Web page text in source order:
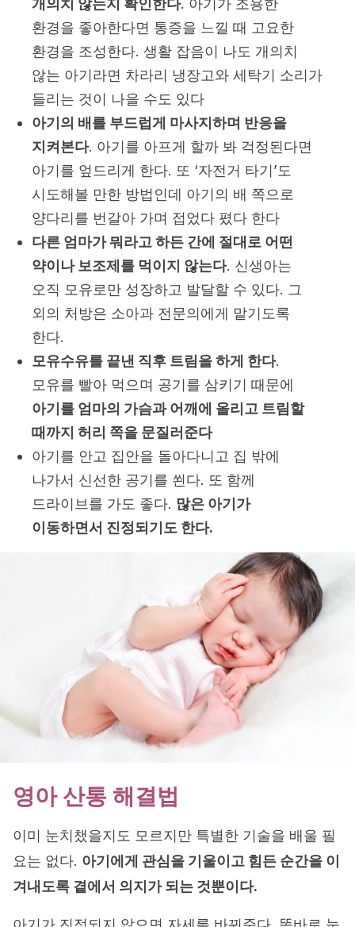
개의치 않는지 확인한다. 아기가 조용한
환경을 좋아한다면 통증을 느낄 때 고요한
환경을 조성한다. 생활 잡음이 나도 개의치
않는 아기라면 차라리 냉장고와 세탁기 소리가
들리는 것이 나을 수도 있다
아기의 배를 부드럽게 마사지하며 반응을
지켜본다. 아기를 아프게 할까 봐 걱정된다면
아기를 엎드리게 한다. 또 ‘자전거 타기’도
시도해볼 만한 방법인데 아기의 배 쪽으로
양다리를 번갈아 가며 접었다 폈다 한다
다른 엄마가 뭐라고 하든 간에 절대로 어떤
약이나 보조제를 먹이지 않는다. 신생아는
오직 모유로만 성장하고 발달할 수 있다. 그
외의 처방은 소아과 전문의에게 맡기도록
한다.
모유수유를 끝낸 직후 트림을 하게 한다.
모유를 빨아 먹으며 공기를 삼키기 때문에
아기를 엄마의 가슴과 어깨에 올리고 트림할
때까지 허리 쪽을 문질러준다
아기를 안고 집안을 돌아다니고 집 밖에
나가서 신선한 공기를 쐰다. 또 함께
드라이브를 가도 좋다. 많은 아기가
이동하면서 진정되기도 한다.
영아 산통 해결법
이미 눈치챘을지도 모르지만 특별한 기술을 배울 필
요는 없다. 아기에게 관심을 기울이고 힘든 순간을 이
겨내도록 곁에서 의지가 되는 것뿐이다.